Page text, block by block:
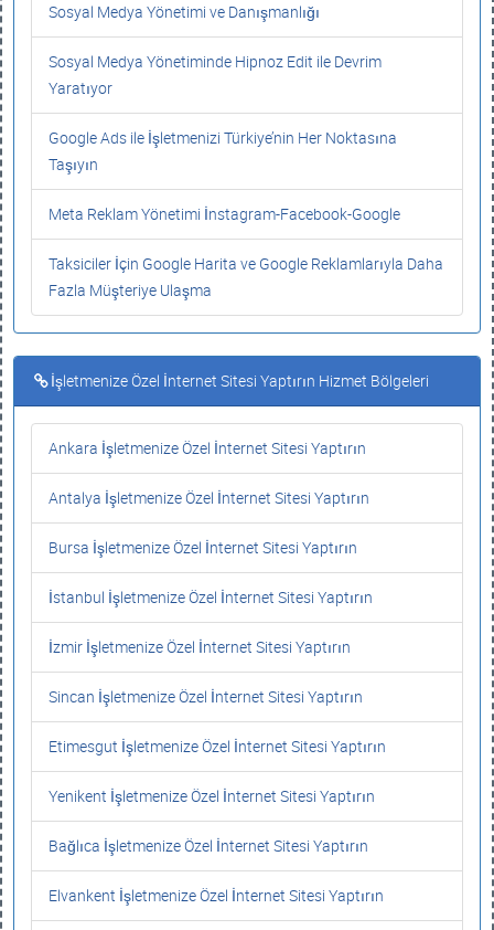
Sosyal Medya Yönetimi ve Danışmanlığı
Sosyal Medya Yönetiminde Hipnoz Edit ile Devrim
Yaratıyor
Google Ads ile İşletmenizi Türkiye’nin Her Noktasına
Taşıyın
Meta Reklam Yönetimi İnstagram-Facebook-Google
Taksiciler İçin Google Harita ve Google Reklamlarıyla Daha
Fazla Müşteriye Ulaşma
İşletmenize Özel İnternet Sitesi Yaptırın Hizmet Bölgeleri
Ankara İşletmenize Özel İnternet Sitesi Yaptırın
Antalya İşletmenize Özel İnternet Sitesi Yaptırın
Bursa İşletmenize Özel İnternet Sitesi Yaptırın
İstanbul İşletmenize Özel İnternet Sitesi Yaptırın
İzmir İşletmenize Özel İnternet Sitesi Yaptırın
Sincan İşletmenize Özel İnternet Sitesi Yaptırın
Etimesgut İşletmenize Özel İnternet Sitesi Yaptırın
Yenikent İşletmenize Özel İnternet Sitesi Yaptırın
Bağlıca İşletmenize Özel İnternet Sitesi Yaptırın
Elvankent İşletmenize Özel İnternet Sitesi Yaptırın